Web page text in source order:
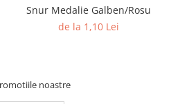
Snur Medalie Galben/Rosu
de la 1,10 Lei
noastre